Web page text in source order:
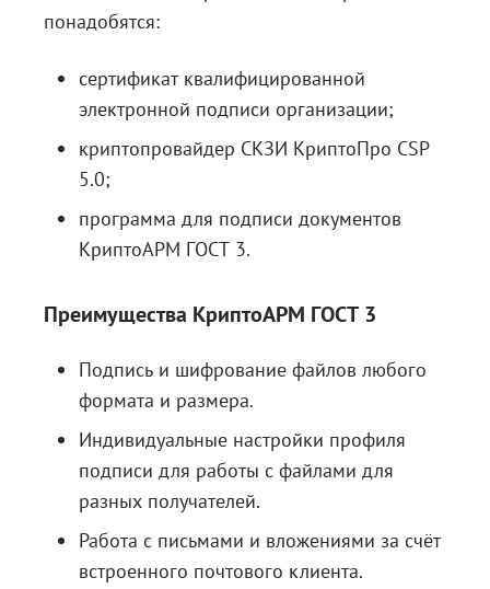
понадобятся:
сертификат квалифицированной
электронной подписи организации;
криптопровайдер СКЗИ КриптоПро CSP
5.0;
программа для подписи документов
КриптоАРМ ГОСТ 3.
Преимущества КриптоАРМ ГОСТ 3
Подпись и шифрование файлов любого
формата и размера.
Индивидуальные настройки профиля
подписи для работы с файлами для
разных получателей.
Работа с письмами и вложениями за счёт
встроенного почтового клиента.